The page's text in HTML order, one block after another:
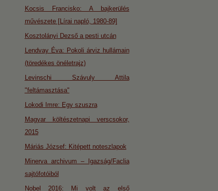
Kocsis Francisko: A bajkerülés
művészete [Lírai napló, 1980-89]
Kosztolányi Dezső a pesti utcán
Lendvay Éva: Pokoli árviz hullámain
(töredékes önéletrajz)
Levinschi Szávuly Attila
"feltámasztása"
Lokodi Imre: Egy szuszra
Magyar költészetnapi verscsokor,
2015
Máriás József: Kitépett noteszlapok
Minerva archivum – Igazság/Faclia
sajtófotóiból
Nobel 2016: Mi volt az első